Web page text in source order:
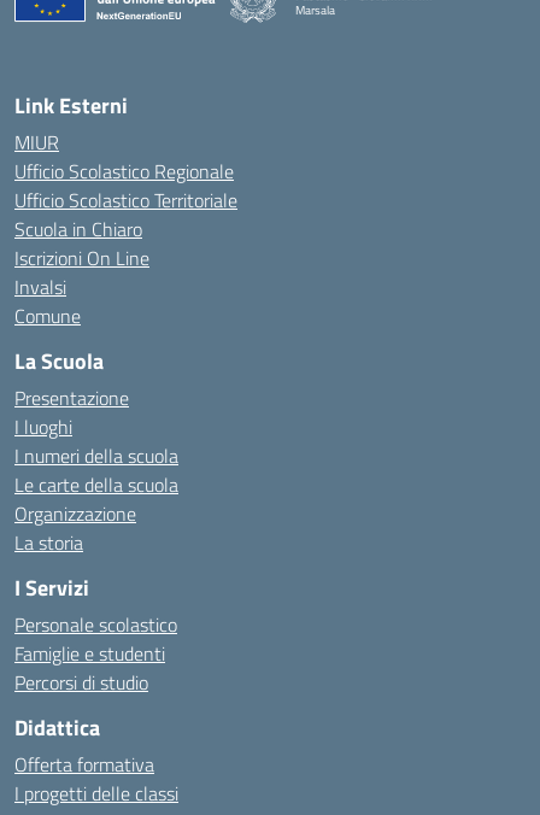
Marsala
Link Esterni
MIUR
Ufficio Scolastico Regionale
Ufficio Scolastico Territoriale
Scuola in Chiaro
Iscrizioni On Line
Invalsi
Comune
La Scuola
Presentazione
I luoghi
I numeri della scuola
Le carte della scuola
Organizzazione
La storia
I Servizi
Personale scolastico
Famiglie e studenti
Percorsi di studio
Didattica
Offerta formativa
I progetti delle classi